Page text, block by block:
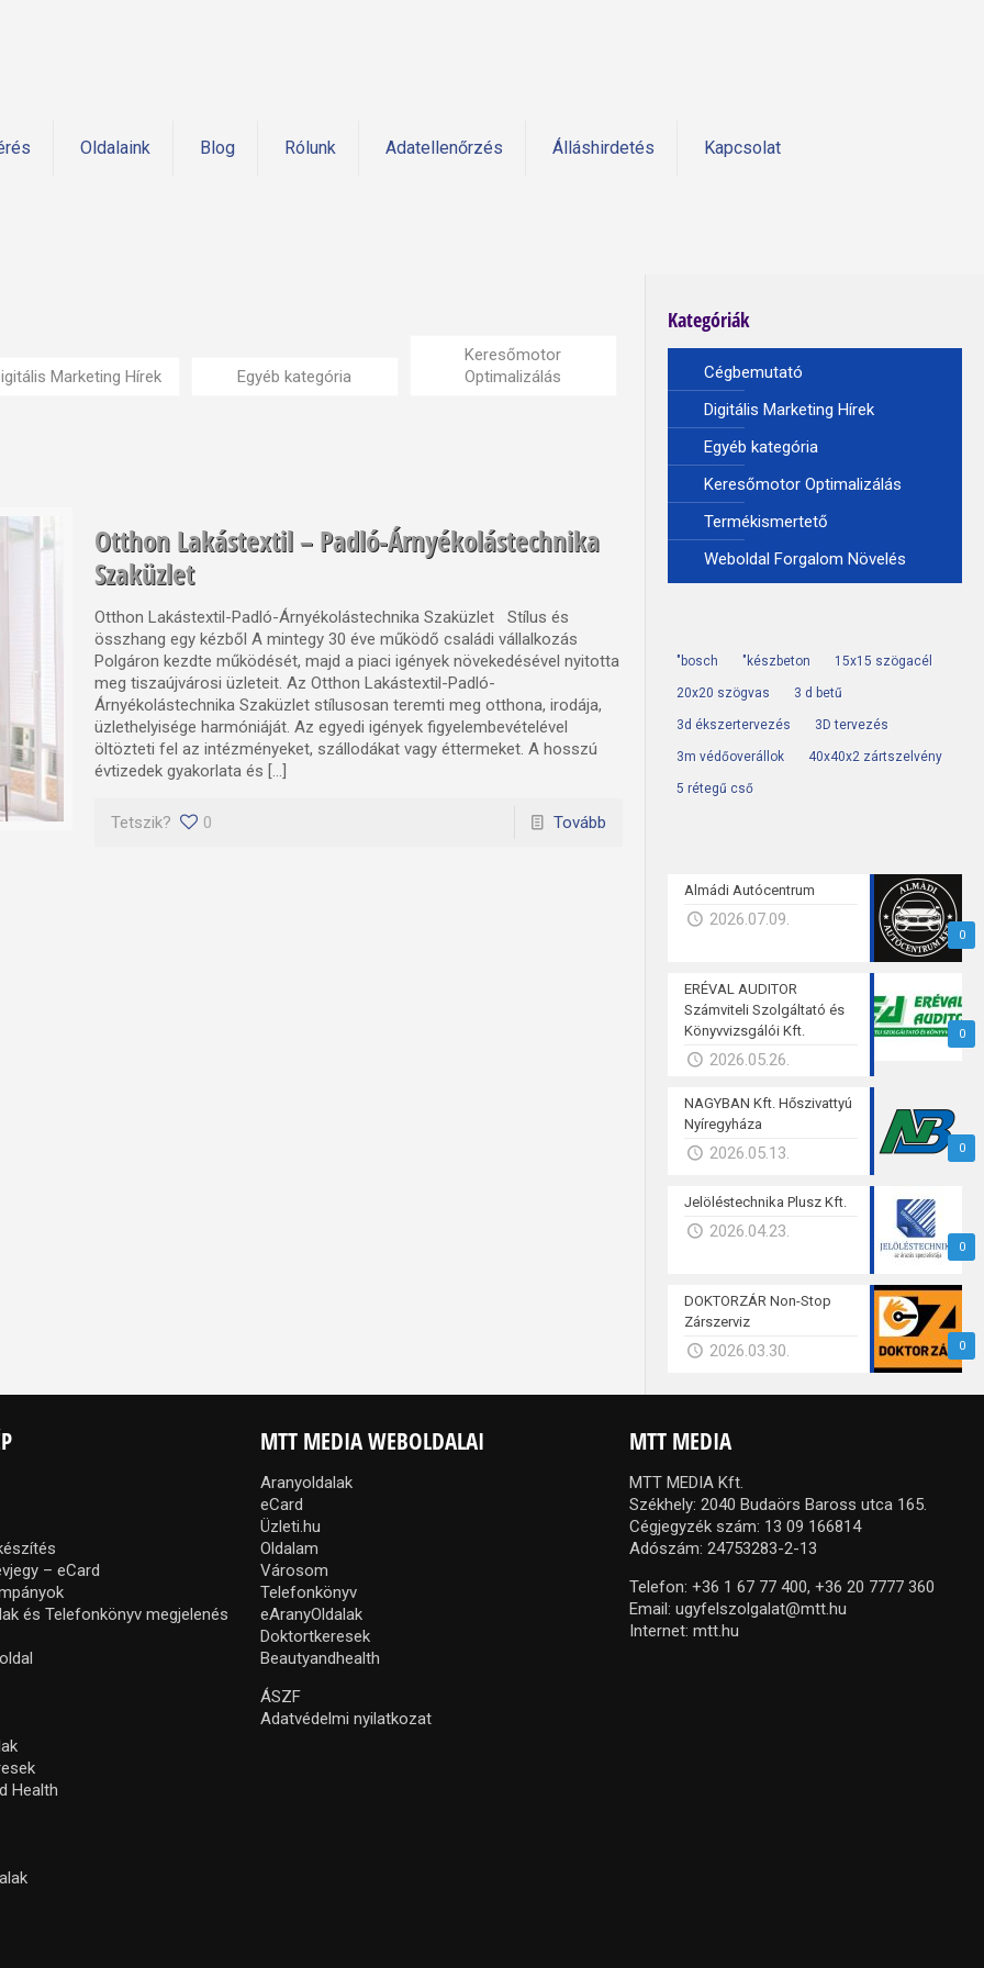
Oldalaink Blog Rólunk Adatellenőrzés Álláshirdetés Kapcsolat
Marketing Hírek Egyéb kategória
Keresőmotor
Optimalizálás
Otthon Lakástextil – Padló-Árnyékolástechnika
Szaküzlet
Otthon Lakástextil-Padló-Árnyékolástechnika Szaküzlet Stílus és
összhang egy kézből A mintegy 30 éve működő családi vállalkozás
Polgáron kezdte működését, majd a piaci igények növekedésével nyitotta
meg tiszaújvárosi üzleteit. Az Otthon Lakástextil-Padló-
Árnyékolástechnika Szaküzlet stílusosan teremti meg otthona, irodája,
üzlethelyisége harmóniáját. Az egyedi igények figyelembevételével
öltözteti fel az intézményeket, szállodákat vagy éttermeket. A hosszú
évtizedek gyakorlata és […]
Tetszik? 0 Tovább
Kategóriák
Cégbemutató
Digitális Marketing Hírek
Egyéb kategória
Keresőmotor Optimalizálás
Termékismertető
Weboldal Forgalom Növelés
"bosch "készbeton 15x15 szögacél
20x20 szögvas 3 d betű
3d ékszertervezés 3D tervezés
3m védőoverállok 40x40x2 zártszelvény
5 rétegű cső
0
Almádi Autócentrum
2026.07.09.
0
ERÉVAL AUDITOR
Számviteli Szolgáltató és
Könyvvizsgálói Kft.
2026.05.26.
0
NAGYBAN Kft. Hőszivattyú
Nyíregyháza
2026.05.13.
0
Jelöléstechnika Plusz Kft.
2026.04.23.
0
DOKTORZÁR Non-Stop
Zárszerviz
2026.03.30.
– eCard
és Telefonkönyv megjelenés
Health
MTT MEDIA WEBOLDALAI
Aranyoldalak
eCard
Üzleti.hu
Oldalam
Városom
Telefonkönyv
eAranyOldalak
Doktortkeresek
Beautyandhealth
ÁSZF
Adatvédelmi nyilatkozat
MTT MEDIA
MTT MEDIA Kft.
Székhely: 2040 Budaörs Baross utca 165.
Cégjegyzék szám: 13 09 166814
Adószám: 24753283-2-13
Telefon:+36 1 67 77 400, +36 20 7777 360
Email:ugyfelszolgalat@mtt.hu
Internet:mtt.hu